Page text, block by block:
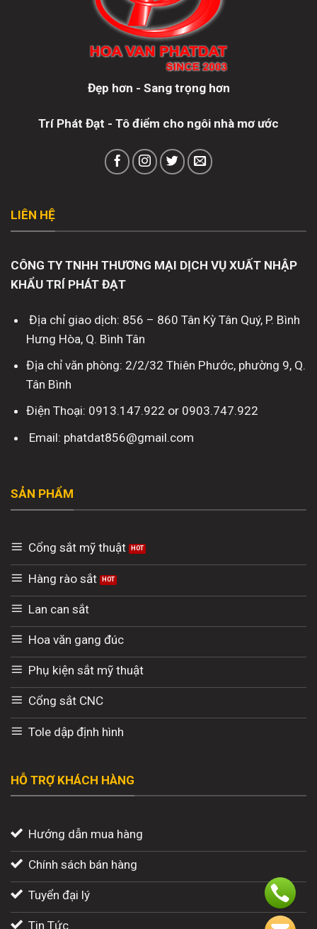
Đẹp hơn - Sang trọng hơn
Trí Phát Đạt - Tô điểm cho ngôi nhà mơ ước
LIÊN HỆ
CÔNG TY TNHH THƯƠNG MẠI DỊCH VỤ XUẤT NHẬP
KHẨU TRÍ PHÁT ĐẠT
Địa chỉ giao dịch: 856 – 860 Tân Kỳ Tân Quý, P. Bình
Hưng Hòa, Q. Bình Tân
Địa chỉ văn phòng: 2/2/32 Thiên Phước, phường 9, Q.
Tân Bình
Điện Thoại: 0913.147.922 or 0903.747.922
Email: phatdat856@gmail.com
SẢN PHẨM
Cổng sắt mỹ thuật
Hàng rào sắt
Lan can sắt
Hoa văn gang đúc
Phụ kiện sắt mỹ thuật
Cổng sắt CNC
Tole dập định hình
HỖ TRỢ KHÁCH HÀNG
Hướng dẫn mua hàng
Chính sách bán hàng
Tuyển đại lý
Tin Tức